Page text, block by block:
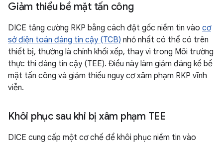
Giảm thiểu bề mặt tấn công
DICE tăng cường RKP bằng cách đặt gốc niềm tin vào cơ
sở điện toán đáng tin cậy (TCB) nhỏ nhất có thể có trên
thiết bị, thường là chính khối xếp, thay vì trong Môi trường
thực thi đáng tin cậy (TEE). Điều này làm giảm đáng kể bề
mặt tấn công và giảm thiểu nguy cơ xâm phạm RKP vĩnh
viễn.
Khôi phục sau khi bị xâm phạm TEE
DICE cung cấp một cơ chế để khôi phục niềm tin vào